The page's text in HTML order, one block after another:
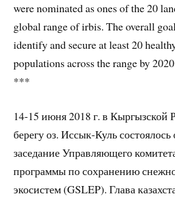
were nominated as ones of the 20
global range of irbis. The overall
identify and secure at least 20
populations across the range by
***
14-15 июня 2018 г. в Кыргызской
берегу оз. Иссык-Куль состоялось
заседание Управляющего
программы по сохранению
экосистем (GSLEP). Глава